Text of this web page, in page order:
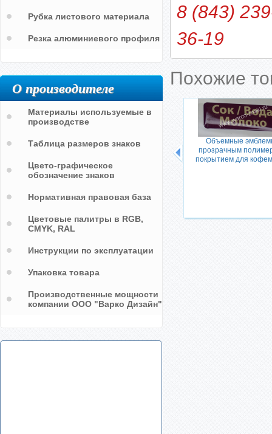
8 (843)
36-19
Похожие
логотипов на холодильники для
Объемные
прозрачным
покрытием для
Рубка листового материала
Резка алюминиевого профиля
О производителе
Материалы используемые в
производстве
Таблица размеров знаков
Цвето-графическое
обозначение знаков
Нормативная правовая база
Цветовые палитры в RGB,
CMYK, RAL
Инструкции по эксплуатации
Упаковка товара
Производственные мощности
компании ООО "Варко Дизайн"